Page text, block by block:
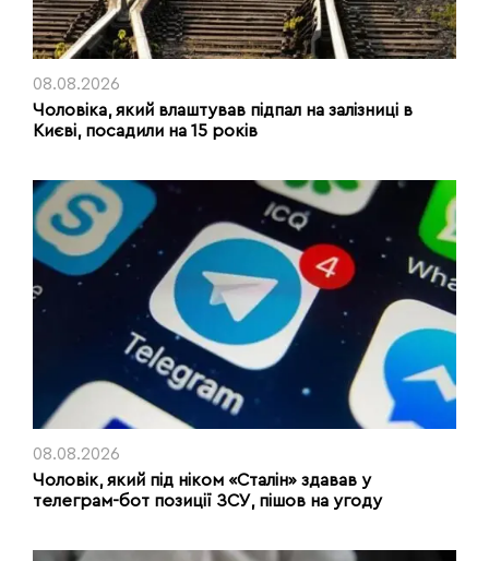
08.08.2026
Чоловіка, який влаштував підпал на залізниці в
Києві, посадили на 15 років
08.08.2026
Чоловік, який під ніком «Сталін» здавав у
телеграм-бот позиції ЗСУ, пішов на угоду